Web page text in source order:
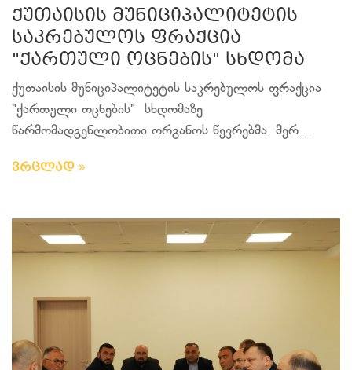
ქუთაისის მუნიციპალიტეტის
საკრებულოს ფრაქცია
"ქართული ოცნების" სხდომა
ქუთაისის მუნიციპალიტეტის საკრებულოს ფრაქცია
"ქართული ოცნების" სხდომაზე
წარმომადგენლობითი ორგანოს წევრებმა, მერ...
ვრცლად